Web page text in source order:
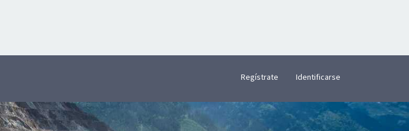
Regístrate Identificarse